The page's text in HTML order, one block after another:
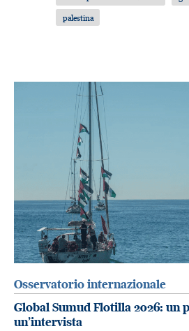
palestina
Osservatorio internazionale
Global Sumud Flotilla 2026: un
un’intervista